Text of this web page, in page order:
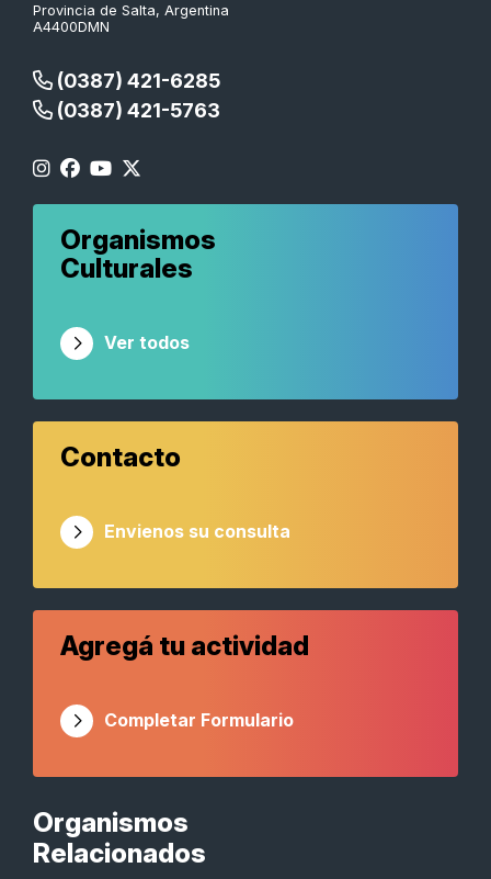
Provincia de Salta, Argentina
A4400DMN
(0387) 421-6285
(0387) 421-5763
Organismos
Relacionados
Organismos
Culturales
Ver todos
Contacto
Envienos su consulta
Agregá tu actividad
Completar Formulario